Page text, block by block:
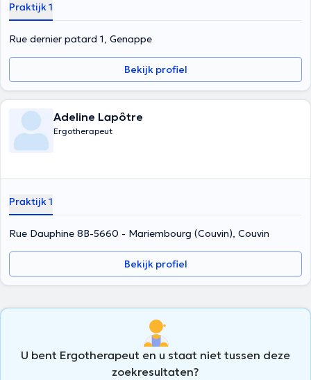
Praktijk 1
Rue dernier patard 1, Genappe
Bekijk profiel
Adeline Lapôtre
Ergotherapeut
Praktijk 1
Rue Dauphine 8B-5660 - Mariembourg (Couvin), Couvin
Bekijk profiel
U bent Ergotherapeut en u staat niet tussen deze
zoekresultaten?